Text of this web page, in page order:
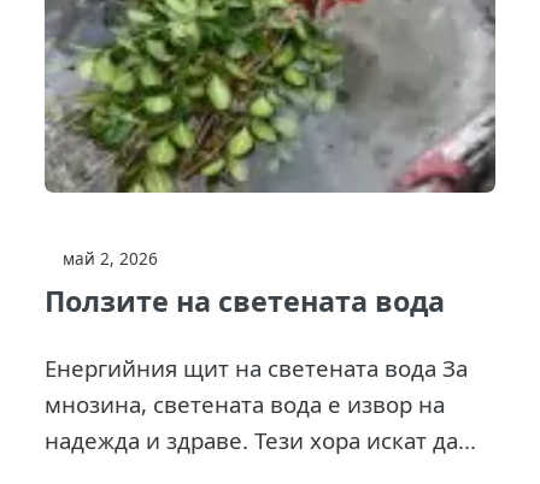
май 2, 2026
Ползите на светената вода
Енергийния щит на светената вода За
мнозина, светената вода е извор на
надежда и здраве. Тези хора искат да...